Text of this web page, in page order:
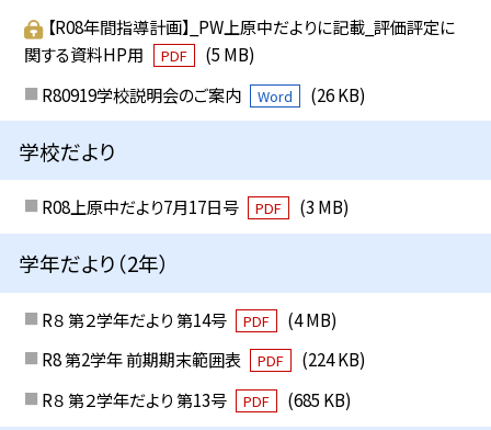
【R08年間指導計画】_PW上原中だよりに記載_評価評定に
関する資料HP用
PDF
(5 MB)
R80919学校説明会のご案内
Word (26 KB)
学校だより
R08上原中だより7月17日号 PDF (3 MB)
学年だより（2年）
R８ 第２学年だより 第14号 PDF
(4 MB)
R8 第2学年 前期期末範囲表
PDF
(224 KB)
R８ 第２学年だより 第13号
PDF (685 KB)